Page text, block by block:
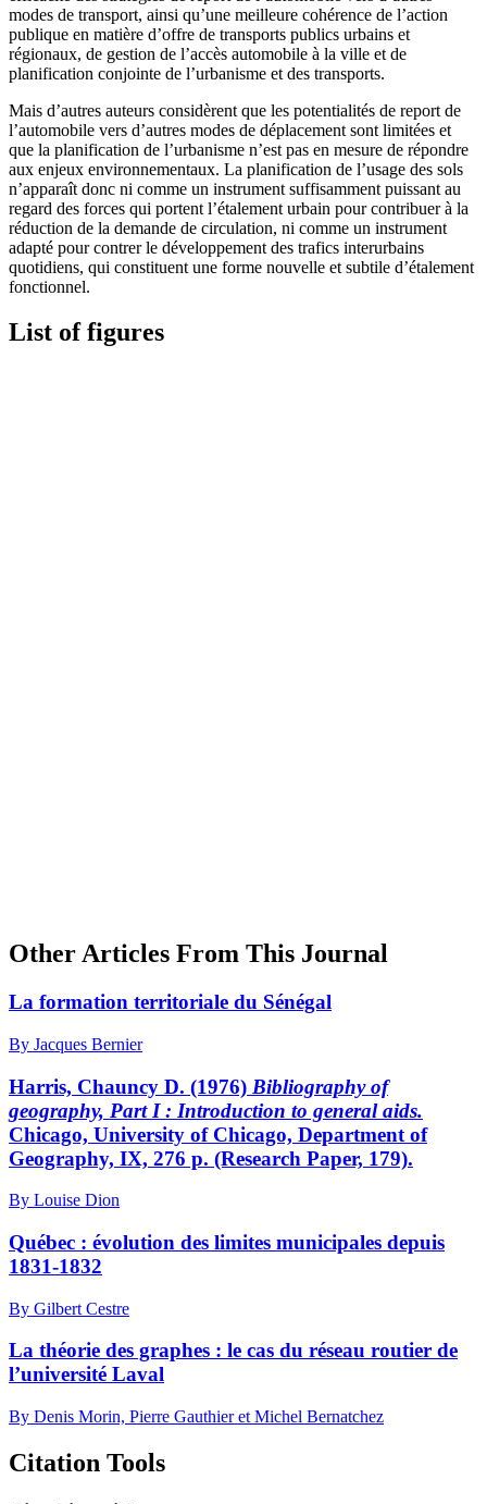
modes de transport, ainsi qu’une meilleure cohérence de l’action
publique en matière d’offre de transports publics urbains et
régionaux, de gestion de l’accès automobile à la ville et de
planification conjointe de l’urbanisme et des transports.
Mais d’autres auteurs considèrent que les potentialités de report de
l’automobile vers d’autres modes de déplacement sont limitées et
que la planification de l’urbanisme n’est pas en mesure de répondre
aux enjeux environnementaux. La planification de l’usage des sols
n’apparaît donc ni comme un instrument suffisamment puissant au
regard des forces qui portent l’étalement urbain pour contribuer à la
réduction de la demande de circulation, ni comme un instrument
adapté pour contrer le développement des trafics interurbains
quotidiens, qui constituent une forme nouvelle et subtile d’étalement
fonctionnel.
List of figures
Other Articles From This Journal
La formation territoriale du Sénégal
By Jacques Bernier
Harris, Chauncy D. (1976) Bibliography of
geography, Part I : Introduction to general aids.
Chicago, University of Chicago, Department of
Geography, IX, 276 p. (Research Paper, 179).
By Louise Dion
Québec : évolution des limites municipales depuis
1831-1832
By Gilbert Cestre
La théorie des graphes : le cas du réseau routier de
l’université Laval
By Denis Morin, Pierre Gauthier et Michel Bernatchez
Citation Tools